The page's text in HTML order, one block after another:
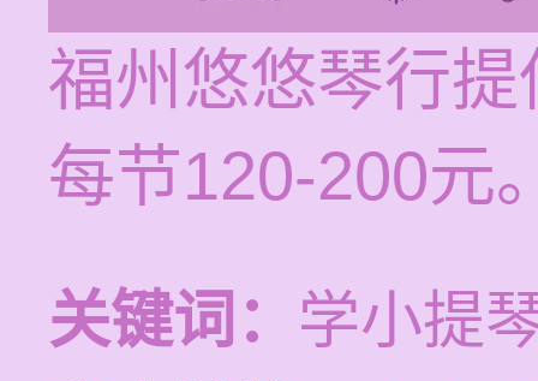
福州悠悠琴行
每节120-200元
关键词： 学小提